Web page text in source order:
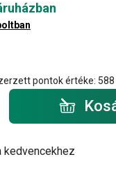
pontok értéke: 588
kedvencekhez